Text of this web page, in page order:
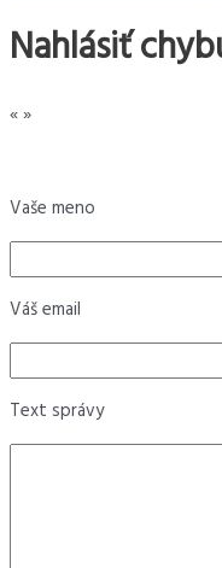
Nahlásiť
«»
Vaše meno
Váš email
Text správy